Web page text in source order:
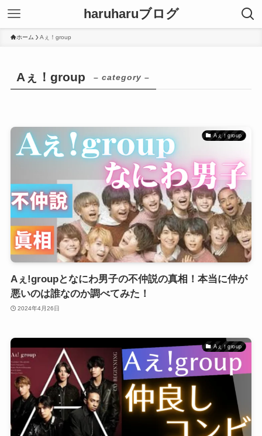
haruharuブログ
ホーム Aぇ！group
Aぇ！group – category –
Aぇ！group
Aぇ!groupとなにわ男子の不仲説の真相！本当に仲が
悪いのは誰なのか調べてみた！
2024年4月26日
Aぇ！group